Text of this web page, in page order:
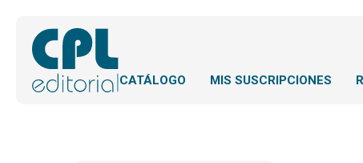
CATÁLOGO MIS SUSCRIPCIONES